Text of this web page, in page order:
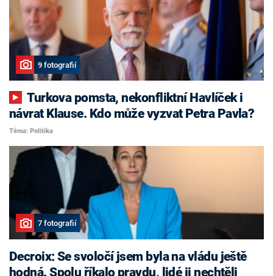
9 fotografií
Turkova pomsta, nekonfliktní Havlíček i
návrat Klause. Kdo může vyzvat Petra Pavla?
Téma: Politika
7 fotografií
Decroix: Se svoločí jsem byla na vládu ještě
hodná. Spolu říkalo pravdu, lidé ji nechtěli